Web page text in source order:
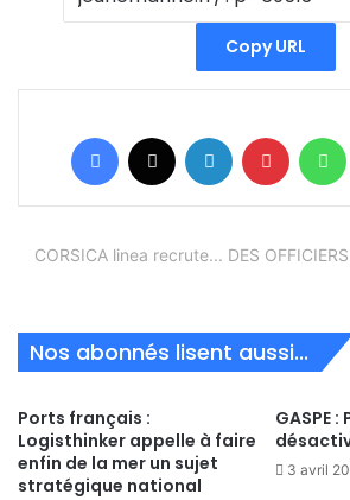
Copy URL
Facebook Linkedin Pinterest
CORSICA linea recrute... DES
Nos abonnés lisent aussi...
Ports français :
Logisthinker appelle à faire
enfin de la mer un sujet
stratégique national
GASPE
3 avril